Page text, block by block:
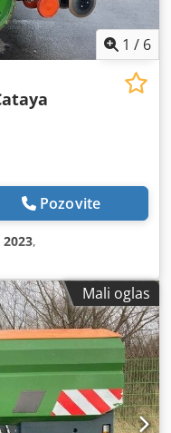
1 / 6
Pozovite
2023,
Mali oglas